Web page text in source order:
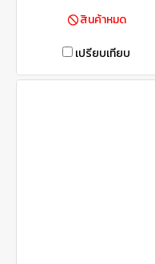
สินค้าหมด
เปรียบเทียบ